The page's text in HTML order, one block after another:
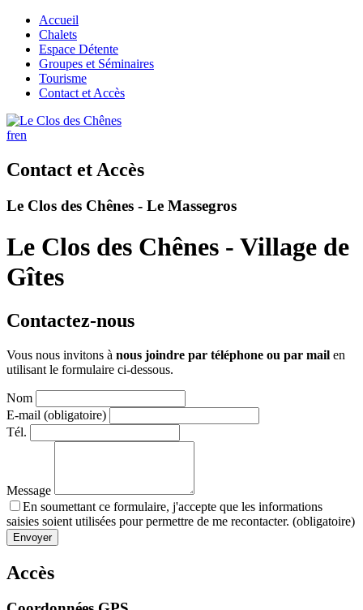
Accueil
Chalets
Espace Détente
Groupes et Séminaires
Tourisme
Contact et Accès
fren
Contact et Accès
Le Clos des Chênes - Le Massegros
Le Clos des Chênes - Village de
Gîtes
Contactez-nous
Vous nous invitons à nous joindre par téléphone ou par mail en
utilisant le formulaire ci-dessous.
Nom
E-mail (obligatoire)
Tél.
Message
En soumettant ce formulaire, j'accepte que les informations
saisies soient utilisées pour permettre de me recontacter. (obligatoire)
Envoyer
Accès